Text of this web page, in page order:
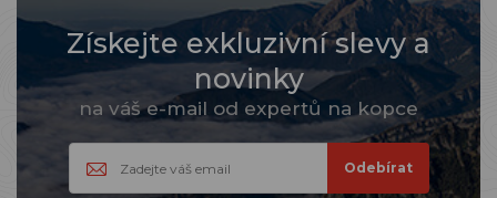
Získejte exkluzivní slevy a
novinky
na váš e-mail od expertů na kopce